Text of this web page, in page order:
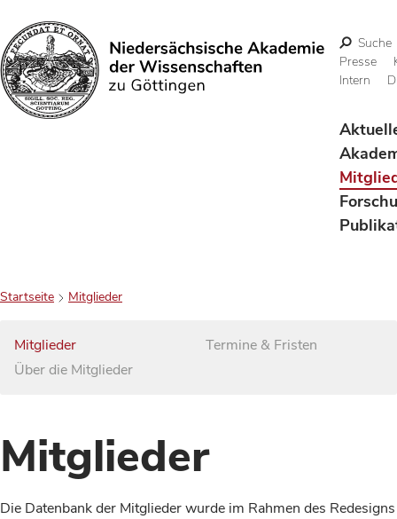
Suchen
Suche
Presse
Intern
Startseite Mitglieder
Mitglieder
Über die Mitglieder
Termine & Fristen
Mitglieder
Die Datenbank der Mitglieder wurde im Rahmen des Redesigns